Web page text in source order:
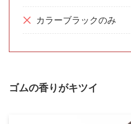
カラーブラックのみ
ゴムの香りがキツイ